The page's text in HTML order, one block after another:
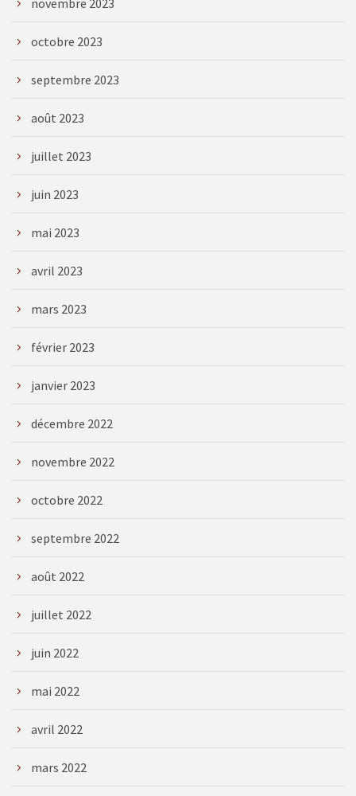
octobre 2023
septembre 2023
août 2023
juillet 2023
juin 2023
mai 2023
avril 2023
mars 2023
février 2023
janvier 2023
décembre 2022
novembre 2022
octobre 2022
septembre 2022
août 2022
juillet 2022
juin 2022
mai 2022
avril 2022
mars 2022